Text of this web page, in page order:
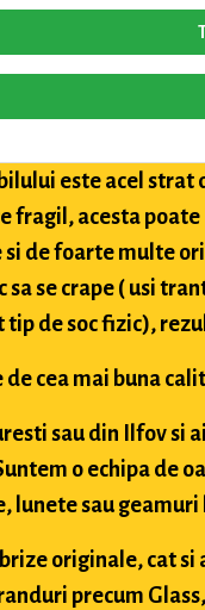
este acel strat
fragil, acesta
de foarte multe
sa se crape ( usi
tip de soc fizic),
cea mai buna
sau din Ilfov si
o echipa de
lunete sau
originale, cat
precum